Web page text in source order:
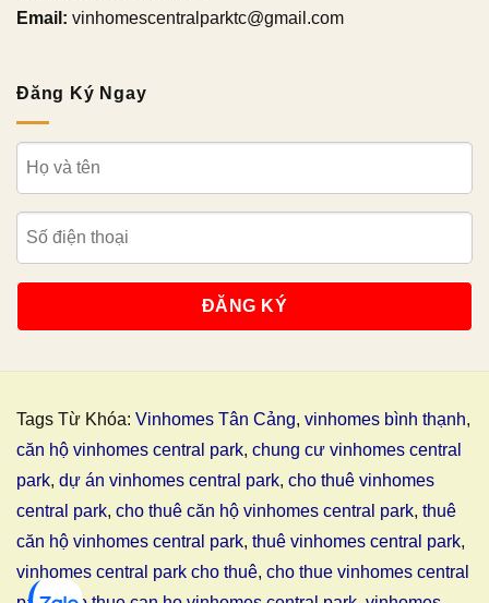
Email: vinhomescentralparktc@gmail.com
Đăng Ký Ngay
Tags Từ Khóa: Vinhomes Tân Cảng, vinhomes bình thạnh,
căn hộ vinhomes central park, chung cư vinhomes central
park, dự án vinhomes central park, cho thuê vinhomes
central park, cho thuê căn hộ vinhomes central park, thuê
căn hộ vinhomes central park, thuê vinhomes central park,
vinhomes central park cho thuê, cho thue vinhomes central